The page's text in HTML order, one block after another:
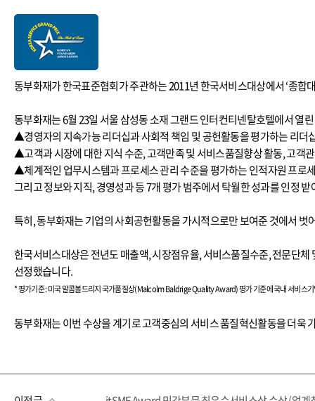
동부화재가 한국표준협회가 주관하는 2011년 한국서비스대상에서 ‘종
동부화재는 6월 23일 서울 삼성동 소재 그랜드 인터컨티넨탈호텔에서 열
▲경영자의 지속가능 리더십과 사회적 책임 및 공헌활동을 평가하는 리더
▲고객과 시장에 대한 지식 수준, 고객만족 및 서비스품질향상 활동, 고객
▲체계적인 업무시스템과 프로세스 관리 수준을 평가하는 인적자원 프로
그리고 정보와 지직, 경영성과 등 7개 평가 범주에서 탁월한 성과를 인정
특히, 동부화재는 기업의 사회공헌활동을 가시적으로만 보여준 것에서
한국서비스대상은 전년도 매출액, 시장점유율, 서비스품질수준, 전문단
선정했습니다.
* 평가기준 : 미국 말콤볼드리지 국가품질상(Malcolm Baldrige Quality Award) 평가 기준에 국내 서비스
동부화재는 이번 수상을 계기로 고객중심의 서비스 품질혁신활동을 더욱